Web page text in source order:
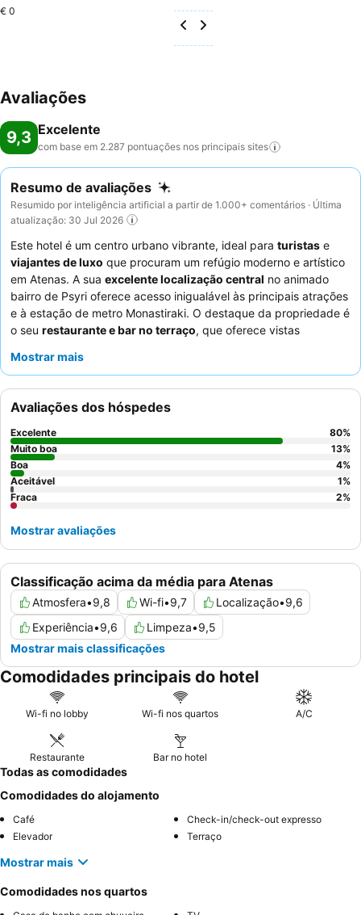
€ 0
Avaliações
9,3 Excelente
com base em 2.287 pontuações nos principais sites
Resumo de avaliações
Resumido por inteligência artificial a partir de 1.000+ comentários · Última
atualização: 30 Jul 2026
Este hotel é um centro urbano vibrante, ideal para turistas e
viajantes de luxo que procuram um refúgio moderno e artístico
em Atenas. A sua excelente localização central no animado
bairro de Psyri oferece acesso inigualável às principais atrações
e à estação de metro Monastiraki. O destaque da propriedade é
o seu restaurante e bar no terraço, que oferece vistas
consistentemente os
hora. Para uma experiência única, considere participar numa
dasaulas de culináriaaltamente recomendadas do hotel.
Mostrar mais
Classificação acima da média para Atenas
Atmosfera•9,8 Wi-fi•9,7 Localização•9,6
Experiência•9,6 Limpeza•9,5
Mostrar mais classificações
Avaliações dos hóspedes
Excelente 80%
Muito boa
13%
Boa
4%
Aceitável
1%
Fraca
2%
Mostrar avaliações
Comodidades principais do hotel
Wi-fi no lobby Wi-fi nos quartos A/C
Restaurante Bar no hotel
Todas as comodidades
Comodidades do alojamento
Café
Check-in/check-out expresso
Elevador
Terraço
Mostrar mais
Comodidades nos quartos